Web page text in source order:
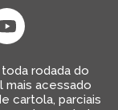
rodada do
mais acessado
cartola, parciais